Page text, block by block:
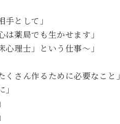
として」
薬局でも生かせます」
理士」という仕事～」
さん作るために必要なこと」